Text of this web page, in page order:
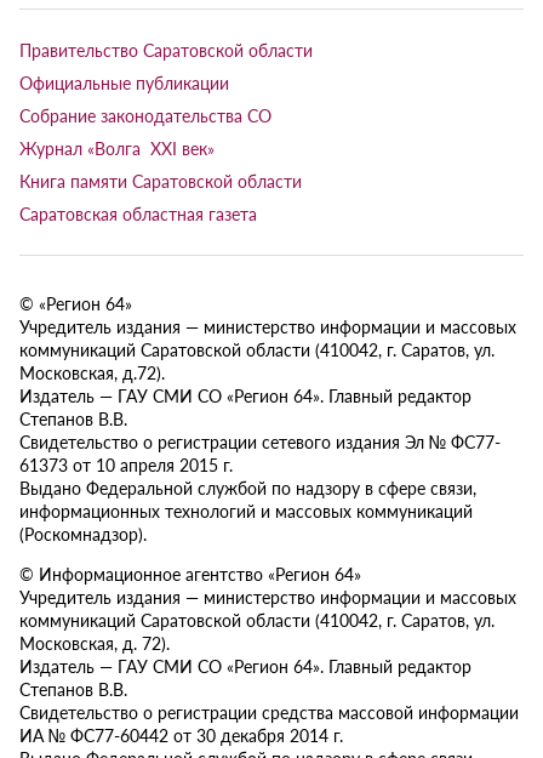
Правительство Саратовской области
Официальные публикации
Собрание законодательства СО
Журнал «Волга XXI век»
Книга памяти Саратовской области
Саратовская областная газета
© «Регион 64»
Учредитель издания — министерство информации и массовых
коммуникаций Саратовской области (410042, г. Саратов, ул.
Московская, д.72).
Издатель — ГАУ СМИ СО «Регион 64». Главный редактор
Степанов В.В.
Свидетельство о регистрации сетевого издания Эл № ФС77-
61373 от 10 апреля 2015 г.
Выдано Федеральной службой по надзору в сфере связи,
информационных технологий и массовых коммуникаций
(Роскомнадзор).
© Информационное агентство «Регион 64»
Учредитель издания — министерство информации и массовых
коммуникаций Саратовской области (410042, г. Саратов, ул.
Московская, д. 72).
Издатель — ГАУ СМИ СО «Регион 64». Главный редактор
Степанов В.В.
Свидетельство о регистрации средства массовой информации
ИА № ФС77-60442 от 30 декабря 2014 г.